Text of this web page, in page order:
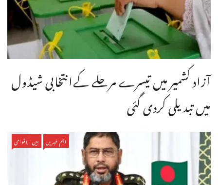
آزاد کشمیر میں تیسرے مرحلے کےانتخابی شیڈول
میں تبدیلی کردی گئی
اہم خبریں بین الاقوامی